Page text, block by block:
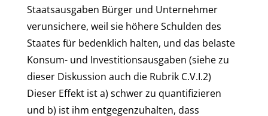
Staatsausgaben Bürger und Unternehmer
verunsichere, weil sie höhere Schulden des
Staates für bedenklich halten, und das belaste
Konsum- und Investitionsausgaben (siehe zu
dieser Diskussion auch die Rubrik C.V.I.2)
Dieser Effekt ist a) schwer zu quantifizieren
und b) ist ihm entgegenzuhalten, dass